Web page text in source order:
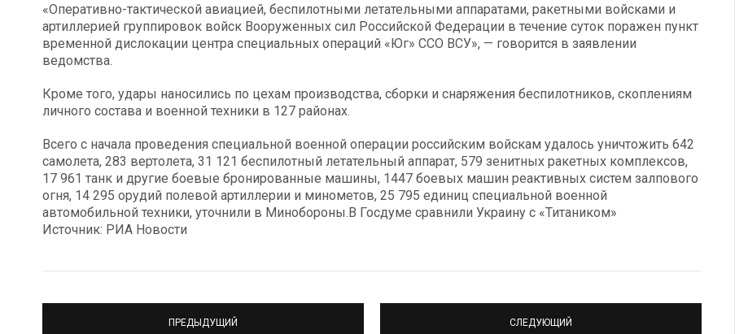
«Оперативно-тактической авиацией, беспилотными летательными аппаратами, ракетными войсками и
артиллерией группировок войск Вооруженных сил Российской Федерации в течение суток поражен пункт
временной дислокации центра специальных операций «Юг» ССО ВСУ», — говорится в заявлении
ведомства.
Кроме того, удары наносились по цехам производства, сборки и снаряжения беспилотников, скоплениям
личного состава и военной техники в 127 районах.
Всего с начала проведения специальной военной операции российским войскам удалось уничтожить 642
самолета, 283 вертолета, 31 121 беспилотный летательный аппарат, 579 зенитных ракетных комплексов,
17 961 танк и другие боевые бронированные машины, 1447 боевых машин реактивных систем залпового
огня, 14 295 орудий полевой артиллерии и минометов, 25 795 единиц специальной военной
автомобильной техники, уточнили в Минобороны.В Госдуме сравнили Украину с «Титаником»
Источник: РИА Новости
ПРЕДЫДУЩИЙ СЛЕДУЮЩИЙ